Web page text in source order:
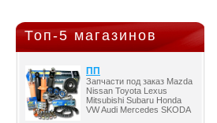
Топ-5 магазинов
ПП
Запчасти под заказ Mazda
Nissan Toyota Lexus
Mitsubishi Subaru Honda
VW Audi Mercedes SKODA